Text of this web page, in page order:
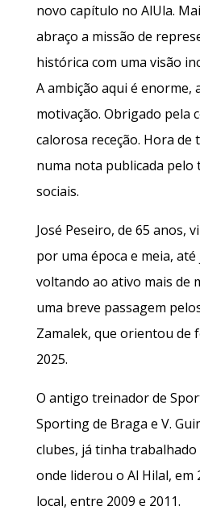
novo capítulo no AlUla.
abraço a missão de
histórica com uma visão
A ambição aqui é enorme,
motivação. Obrigado pela
calorosa receção. Hora de
numa nota publicada pelo
sociais.
José Peseiro, de 65 anos,
por uma época e meia,
voltando ao ativo mais de
uma breve passagem
Zamalek, que orientou de
2025.
O antigo treinador de
Sporting de Braga e V.
clubes, já tinha trabalhado
onde liderou o Al Hilal, em
local, entre 2009 e 2011.